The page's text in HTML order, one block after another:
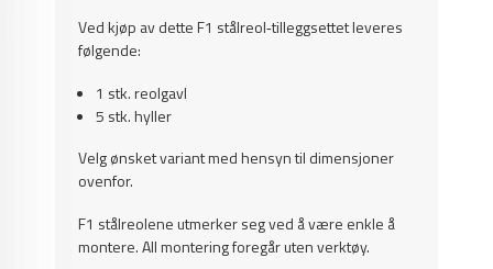
Ved kjøp av dette F1 stålreol‑tilleggsettet leveres
følgende:
1 stk. reolgavl
5 stk. hyller
Velg ønsket variant med hensyn til dimensjoner
ovenfor.
F1 stålreolene utmerker seg ved å være enkle å
montere. All montering foregår uten verktøy.